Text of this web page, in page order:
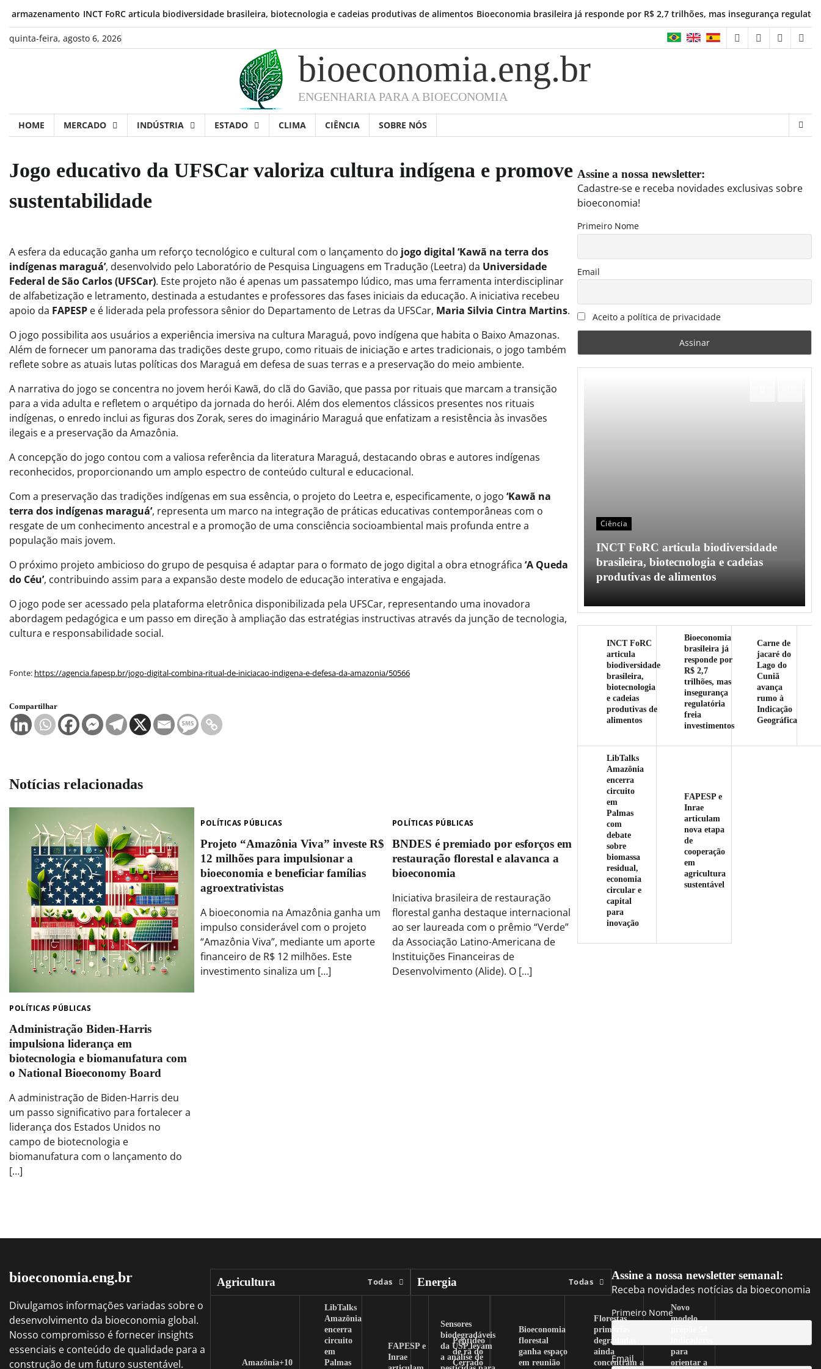
content
INCT FoRC articula biodiversidade brasileira, biotecnologia e cadeias produtivas de alimentos Bioeconomia brasileira já responde por R$ 2,7 trilhões, mas insegurança regulatória freia
quinta-feira, agosto 6, 2026 facebookinstagram
linkedin
bioeconomia.eng.br
ENGENHARIA PARA A BIOECONOMIA
HOME MERCADO INDÚSTRIA ESTADO CLIMA CIÊNCIA SOBRE NÓS
Jogo educativo da UFSCar valoriza cultura indígena e promove
sustentabilidade
A esfera da educação ganha um reforço tecnológico e cultural com o lançamento do jogo digital ‘Kawã na terra dos
indígenas maraguá’, desenvolvido pelo Laboratório de Pesquisa Linguagens em Tradução (Leetra) da Universidade
Federal de São Carlos (UFSCar). Este projeto não é apenas um passatempo lúdico, mas uma ferramenta interdisciplinar
de alfabetização e letramento, destinada a estudantes e professores das fases iniciais da educação. A iniciativa recebeu
apoio da FAPESP e é liderada pela professora sênior do Departamento de Letras da UFSCar, Maria Silvia Cintra Martins.
O jogo possibilita aos usuários a experiência imersiva na cultura Maraguá, povo indígena que habita o Baixo Amazonas.
Além de fornecer um panorama das tradições deste grupo, como rituais de iniciação e artes tradicionais, o jogo também
reflete sobre as atuais lutas políticas dos Maraguá em defesa de suas terras e a preservação do meio ambiente.
A narrativa do jogo se concentra no jovem herói Kawã, do clã do Gavião, que passa por rituais que marcam a transição
para a vida adulta e refletem o arquétipo da jornada do herói. Além dos elementos clássicos presentes nos rituais
indígenas, o enredo inclui as figuras dos Zorak, seres do imaginário Maraguá que enfatizam a resistência às invasões
ilegais e a preservação da Amazônia.
A concepção do jogo contou com a valiosa referência da literatura Maraguá, destacando obras e autores indígenas
reconhecidos, proporcionando um amplo espectro de conteúdo cultural e educacional.
Com a preservação das tradições indígenas em sua essência, o projeto do Leetra e, especificamente, o jogo ‘Kawã na
terra dos indígenas maraguá’, representa um marco na integração de práticas educativas contemporâneas com o
resgate de um conhecimento ancestral e a promoção de uma consciência socioambiental mais profunda entre a
população mais jovem.
O próximo projeto ambicioso do grupo de pesquisa é adaptar para o formato de jogo digital a obra etnográfica ‘A Queda
do Céu’, contribuindo assim para a expansão deste modelo de educação interativa e engajada.
O jogo pode ser acessado pela plataforma eletrônica disponibilizada pela UFSCar, representando uma inovadora
abordagem pedagógica e um passo em direção à ampliação das estratégias instructivas através da junção de tecnologia,
cultura e responsabilidade social.
Fonte: https://agencia.fapesp.br/jogo-digital-combina-ritual-de-iniciacao-indigena-e-defesa-da-amazonia/50566
Compartilhar
Notícias relacionadas
POLÍTICAS PÚBLICAS
Administração Biden-Harris
impulsiona liderança em
biotecnologia e biomanufatura com
o National Bioeconomy Board
A administração de Biden-Harris deu
um passo significativo para fortalecer a
liderança dos Estados Unidos no
campo de biotecnologia e
biomanufatura com o lançamento do
[…]
POLÍTICAS PÚBLICAS
Projeto “Amazônia Viva” investe R$
12 milhões para impulsionar a
bioeconomia e beneficiar famílias
agroextrativistas
A bioeconomia na Amazônia ganha um
impulso considerável com o projeto
“Amazônia Viva”, mediante um aporte
financeiro de R$ 12 milhões. Este
investimento sinaliza um […]
POLÍTICAS PÚBLICAS
BNDES é premiado por esforços em
restauração florestal e alavanca a
bioeconomia
Iniciativa brasileira de restauração
florestal ganha destaque internacional
ao ser laureada com o prêmio “Verde”
da Associação Latino-Americana de
Instituições Financeiras de
Desenvolvimento (Alide). O […]
Assine a nossa newsletter:
Cadastre-se e receba novidades exclusivas sobre
bioeconomia!
Primeiro Nome
Email
Aceito a política de privacidade
Eventos E Conferências
LibTalks Amazônia encerra circuito em
residual, economia circular e capital
para inovação
Ciência
INCT FoRC articula biodiversidade
brasileira, biotecnologia e cadeias
produtivas de alimentos
INCT FoRC
articula
biodiversidade
brasileira,
biotecnologia
e cadeias
produtivas de
alimentos
Bioeconomia
brasileira já
responde por
R$ 2,7
trilhões, mas
insegurança
regulatória
freia
investimentos
Carne de
jacaré do
Lago do
Cuniã
avança
rumo à
Indicação
Geográfica
LibTalks
Amazônia
encerra
circuito
em
Palmas
com
debate
sobre
biomassa
residual,
economia
circular e
capital
para
inovação
FAPESP e
Inrae
articulam
nova etapa
de
cooperação
em
agricultura
sustentável
bioeconomia.eng.br
Divulgamos informações variadas sobre o
desenvolvimento da bioeconomia global.
Nosso compromisso é fornecer insights
essenciais e conteúdo de qualidade para a
construção de um futuro sustentável.
Agricultura Todas
Amazônia+10
LibTalks
Amazônia
encerra
circuito
em
Palmas
FAPESP e
Inrae
Peptídeo
de rã do
Cerrado
Energia Todas
Sensores
biodegradáveis
da USP levam
a análise de
Bioeconomia
florestal
ganha espaço
em reunião
Florestas
primárias
degradadas
ainda
concentram a
Novo
modelo
para
orientar a
Assine a nossa newsletter semanal:
Receba novidades notícias da bioeconomia
Primeiro Nome
Email